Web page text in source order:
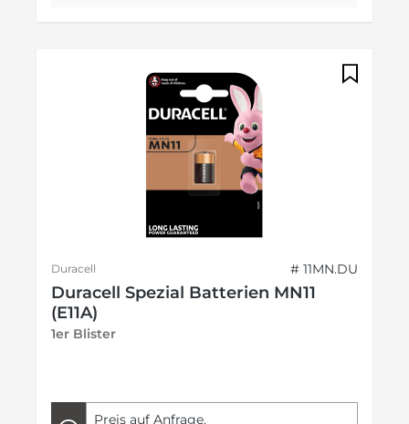
Duracell # 11MN.DU
Duracell Spezial Batterien MN11
(E11A)
1er Blister
Preis auf Anfrage.